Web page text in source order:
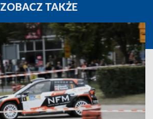
ZOBACZ TAKŻE